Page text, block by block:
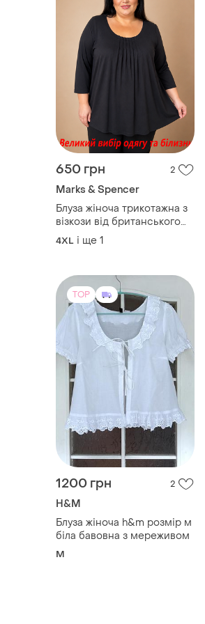
650 грн 2
Marks & Spencer
Блуза жіноча трикотажна з
візкози від британського
бренду marks & spencer
розмір 22💞
4XL і ще 1
TOP
1200 грн 2
H&M
Блуза жіноча h&m розмір м
біла бавовна з мереживом
M